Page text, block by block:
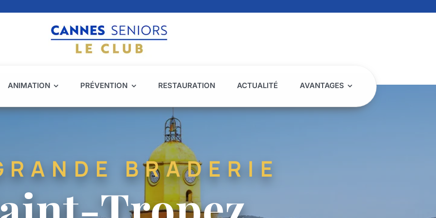
ANIMATION PRÉVENTION RESTAURATION ACTUALITÉ AVANTAGES
BRADERIE